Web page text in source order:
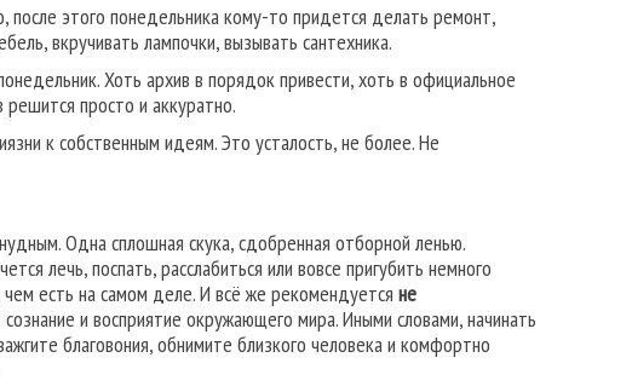
после этого понедельника кому-то придется делать ремонт,
вкручивать лампочки, вызывать сантехника.
Хоть архив в порядок привести, хоть в официальное
просто и аккуратно.
к собственным идеям. Это усталость, не более. Не
Одна сплошная скука, сдобренная отборной ленью.
лечь, поспать, расслабиться или вовсе пригубить немного
чем есть на самом деле. И всё же рекомендуется не
и восприятие окружающего мира. Иными словами, начинать
благовония, обнимите близкого человека и комфортно